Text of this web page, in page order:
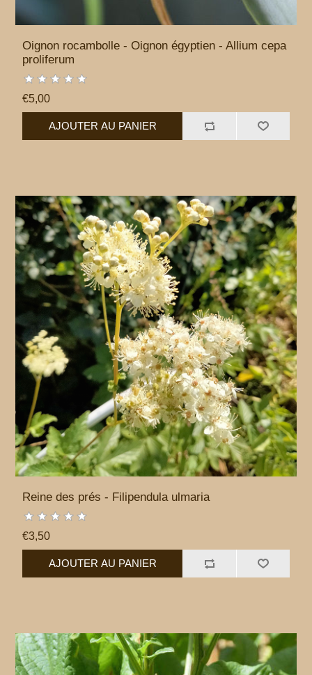
Oignon rocambolle - Oignon égyptien - Allium cepa
proliferum
€5,00
Reine des prés - Filipendula ulmaria
€3,50